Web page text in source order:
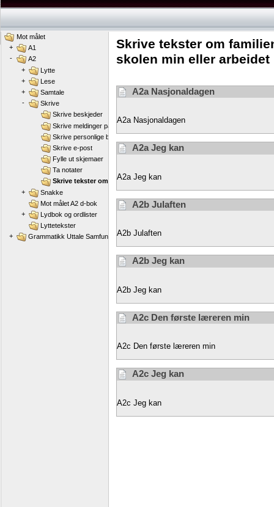
Skrive tekster om
skolen min eller arbeidet
A2a Nasjonaldagen
A2a Nasjonaldagen
A2a Jeg kan
A2a Jeg kan
A2b Julaften
A2b Julaften
A2b Jeg kan
A2b Jeg kan
A2c Den første læreren min
A2c Den første læreren min
A2c Jeg kan
A2c Jeg kan
Mot målet
+
A1
-
A2
+
Lytte
+
Lese
+
Samtale
-
Skrive
Skrive beskjeder
Skrive meldinger på SMS
Skrive personlige brev
Skrive e-post
Fylle ut skjemaer
Ta notater
Skrive tekster om familien min, hjemstedet mitt, byen min, skolen
+
Snakke
Mot målet A2 d-bok
+
Lydbok og ordlister
Lyttetekster
+
Grammatikk Uttale Samfunnskunnskap